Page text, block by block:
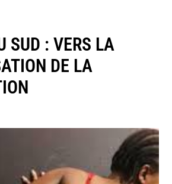
SUD : VERS LA
DE LA